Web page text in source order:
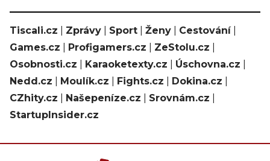
Tiscali.cz Zprávy Sport Ženy Cestování|
Games.cz
Profigamers.cz ZeStolu.cz
Osobnosti.cz
Karaoketexty.cz Úschovna.cz
Nedd.cz
Moulík.cz Fights.cz Dokina.cz
CZhity.cz
Našepeníze.cz Srovnám.cz
StartupInsider.cz